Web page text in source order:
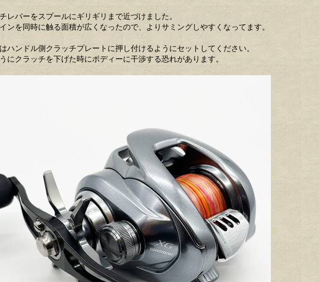
レバーをスプールにギリギリまで近づけました。
ンを同時に触る面積が広くなったので、よりサミングしやすくなってます。
ハンドル側クラッチプレートに押し付けるようにセットしてください。
にクラッチを下げた時にボディーに干渉する恐れがあります。